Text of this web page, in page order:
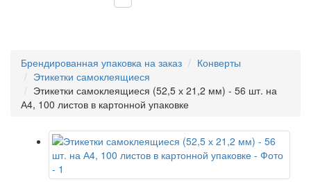
Брендированная упаковка на заказ
Конверты
Этикетки самоклеящиеся
Этикетки самоклеящиеся (52,5 х 21,2 мм) - 56 шт. на
А4, 100 листов в картонной упаковке